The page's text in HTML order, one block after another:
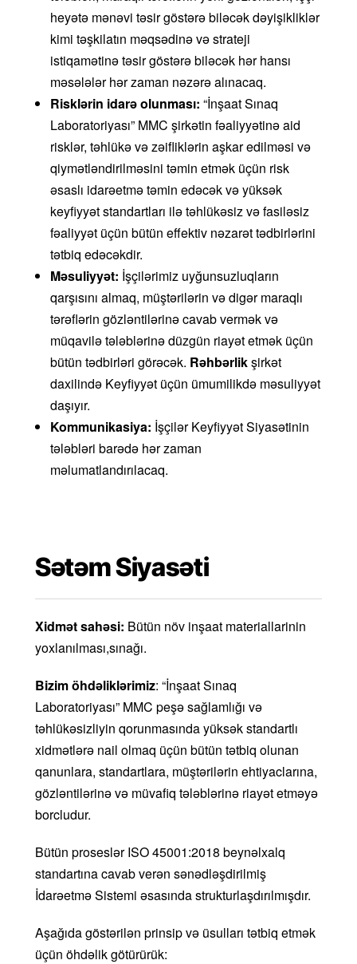
heyətə mənəvi təsir göstərə biləcək dəyişikliklər
kimi təşkilatın məqsədinə və strateji
istiqamətinə təsir göstərə biləcək hər hansı
məsələlər hər zaman nəzərə alınacaq.
Risklərin idarə olunması:“İnşaat Sınaq
Laboratoriyası” MMC şirkətin fəaliyyətinə aid
risklər, təhlükə və zəifliklərin aşkar edilməsi və
qiymətləndirilməsini təmin etmək üçün risk
əsaslı idarəetmə təmin edəcək və yüksək
keyfiyyət standartları ilə təhlükəsiz və fasiləsiz
fəaliyyət üçün bütün effektiv nəzarət tədbirlərini
tətbiq edəcəkdir.
Məsuliyyət: İşçilərimiz uyğunsuzluqların
qarşısını almaq, müştərilərin və digər maraqlı
tərəflərin gözləntilərinə cavab vermək və
müqavilə tələblərinə düzgün riayət etmək üçün
bütün tədbirləri görəcək. Rəhbərlikşirkət
daxilində Keyfiyyət üçün ümumilikdə məsuliyyət
daşıyır.
Kommunikasiya: İşçilər Keyfiyyət Siyasətinin
tələbləri barədə hər zaman
məlumatlandırılacaq.
Sətəm Siyasəti
Xidmət sahəsi: Bütün növ inşaat materiallarinin
yoxlanılması,sınağı.
Bizim öhdəliklərimiz: “İnşaat Sınaq
Laboratoriyası” MMC peşə sağlamlığı və
təhlükəsizliyin qorunmasında yüksək standartlı
xidmətlərə nail olmaq üçün bütün tətbiq olunan
qanunlara, standartlara, müştərilərin ehtiyaclarına,
gözləntilərinə və müvafiq tələblərinə riayət etməyə
borcludur.
Bütün proseslər ISO 45001:2018 beynəlxalq
standartına cavab verən sənədləşdirilmiş
İdarəetmə Sistemi əsasında strukturlaşdırılmışdır.
Aşağıda göstərilən prinsip və üsulları tətbiq etmək
üçün öhdəlik götürürük: